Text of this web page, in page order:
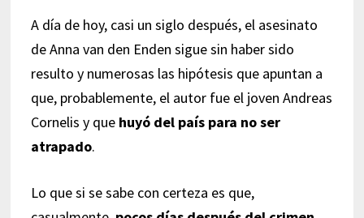
A día de hoy, casi un siglo después, el asesinato
de Anna van den Enden sigue sin haber sido
resulto y numerosas las hipótesis que apuntan a
que, probablemente, el autor fue el joven Andreas
Cornelis y que huyó del país para no ser
atrapado.
Lo que si se sabe con certeza es que,